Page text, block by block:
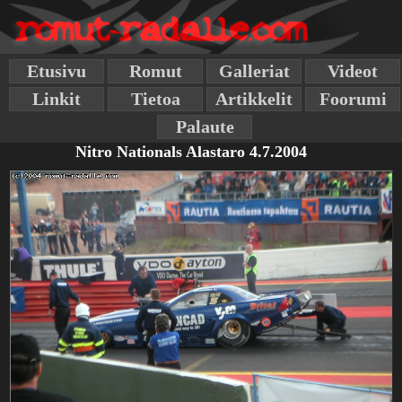
Etusivu Romut Galleriat
Videot
Linkit
Tietoa Artikkelit
Foorumi
Palaute
Nitro Nationals Alastaro 4.7.2004